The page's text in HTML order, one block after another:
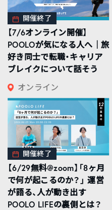
開催終了
【7/6オンライン開催】
POOLOが気になる人へ｜旅
好き同士で転職・キャリア
ブレイクについて話そう
オンライン
開催終了
【6/29無料@zoom】「8ヶ月
で何が起こるのか？」 運営
が語る、人が動き出す
POOLO LIFEの裏側とは？